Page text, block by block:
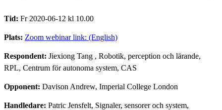
Tid: Fr 2020-06-12 kl 10.00
Plats: Zoom webinar link: (English)
Respondent: Jiexiong Tang , Robotik, perception och lärande,
RPL, Centrum för autonoma system, CAS
Opponent: Davison Andrew, Imperial College London
Handledare: Patric Jensfelt, Signaler, sensorer och system,